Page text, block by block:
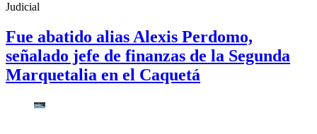
Judicial
Fue abatido alias Alexis Perdomo,
señalado jefe de finanzas de la Segunda
Marquetalia en el Caquetá